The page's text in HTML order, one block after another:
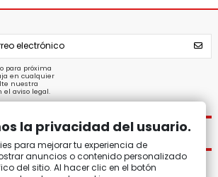
para próxima
en cualquier
nuestra
aviso legal.
la privacidad del usuario.
para mejorar tu experiencia de
anuncios o contenido personalizado
del sitio. Al hacer clic en el botón